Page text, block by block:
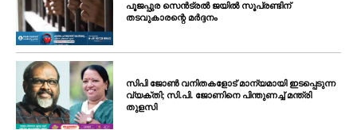
പൂജപ്പുര സെൻട്രൽ ജയിൽ സൂപ്രണ്ടിന്
തടവുകാരന്റെ മർദ്ദനം
സിപി ജോൺ വനിതകളോട് മാന്യമായി ഇടപ്പെടുന്ന
വ്യക്തി; സി.പി. ജോണിനെ പിന്തുണച്ച് മന്ത്രി
തുളസി